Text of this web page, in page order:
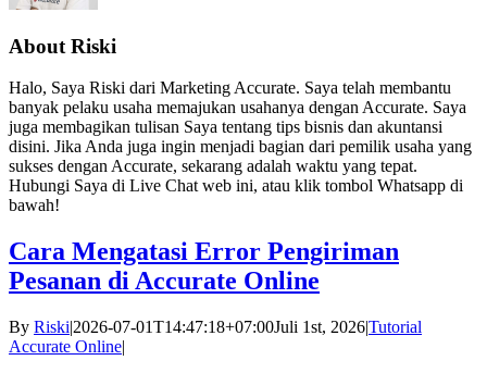
About Riski
Halo, Saya Riski dari Marketing Accurate. Saya telah membantu
banyak pelaku usaha memajukan usahanya dengan Accurate. Saya
juga membagikan tulisan Saya tentang tips bisnis dan akuntansi
disini. Jika Anda juga ingin menjadi bagian dari pemilik usaha yang
sukses dengan Accurate, sekarang adalah waktu yang tepat.
Hubungi Saya di Live Chat web ini, atau klik tombol Whatsapp di
bawah!
Cara Mengatasi Error Pengiriman
Pesanan di Accurate Online
By Riski|2026-07-01T14:47:18+07:00Juli 1st, 2026|Tutorial
Accurate Online|